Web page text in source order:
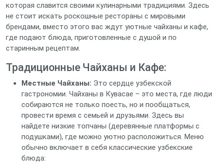
которая славится своими кулинарными традициями. Здесь
не стоит искать роскошные рестораны с мировыми
брендами, вместо этого вас ждут уютные чайханы и кафе,
где подают блюда, приготовленные с душой и по
старинным рецептам.
Традиционные Чайханы и Кафе:
Местные Чайханы: Это сердце узбекской
гастрономии. Чайханы в Кувасае – это места, где люди
собираются не только поесть, но и пообщаться,
провести время с семьей и друзьями. Здесь вы
найдете низкие топчаны (деревянные платформы с
подушками), где можно уютно расположиться. Меню
обычно включает в себя классические узбекские
блюда: